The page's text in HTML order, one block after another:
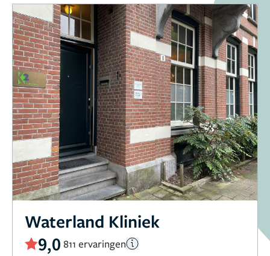
Waterland Kliniek
9,0 811 ervaringen